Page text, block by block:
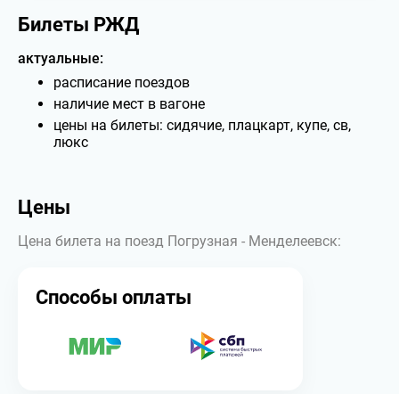
Билеты РЖД
актуальные:
расписание поездов
наличие мест в вагоне
цены на билеты: сидячие, плацкарт, купе, св,
люкс
Цены
Цена билета на поезд Погрузная - Менделеевск:
Способы оплаты